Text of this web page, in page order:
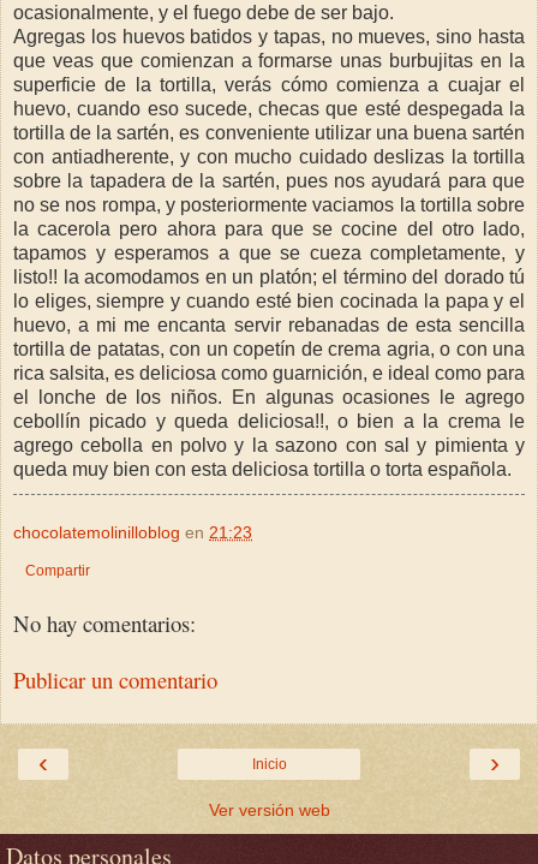
ocasionalmente, y el fuego debe de ser bajo.
Agregas los huevos batidos y tapas, no mueves, sino hasta
que veas que comienzan a formarse unas burbujitas en la
superficie de la tortilla, verás cómo comienza a cuajar el
huevo, cuando eso sucede, checas que esté despegada la
tortilla de la sartén, es conveniente utilizar una buena sartén
con antiadherente, y con mucho cuidado deslizas la tortilla
sobre la tapadera de la sartén, pues nos ayudará para que
no se nos rompa, y posteriormente vaciamos la tortilla sobre
la cacerola pero ahora para que se cocine del otro lado,
tapamos y esperamos a que se cueza completamente, y
listo!! la acomodamos en un platón; el término del dorado tú
lo eliges, siempre y cuando esté bien cocinada la papa y el
huevo, a mi me encanta servir rebanadas de esta sencilla
tortilla de patatas, con un copetín de crema agria, o con una
rica salsita, es deliciosa como guarnición, e ideal como para
el lonche de los niños. En algunas ocasiones le agrego
cebollín picado y queda deliciosa!!, o bien a la crema le
agrego cebolla en polvo y la sazono con sal y pimienta y
queda muy bien con esta deliciosa tortilla o torta española.
chocolatemolinilloblog en 21:23
Compartir
No hay comentarios:
Publicar un comentario
‹ ›
Inicio
Ver versión web
Datos personales